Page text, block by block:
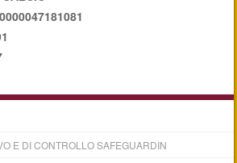
E DI CONTROLLO SAFEGUARDIN